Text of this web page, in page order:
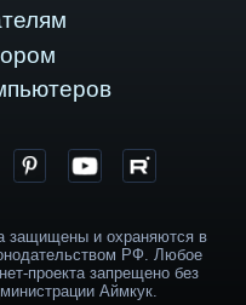
защищены и охраняются в
РФ. Любое
проекта запрещено без
Аймкук.